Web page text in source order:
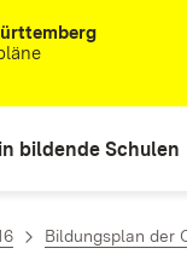
bildende Schulen
Bildungsplan der